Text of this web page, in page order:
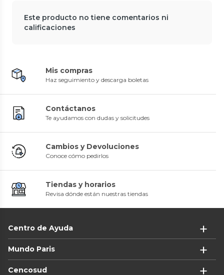
Este producto no tiene comentarios ni
calificaciones
Mis compras
Haz seguimiento y descarga boletas
Contáctanos
Te ayudamos con dudas y solicitudes
Cambios y Devoluciones
Conoce cómo pedirlos
Tiendas y horarios
Revisa dónde están nuestras tiendas
Centro de Ayuda
Mundo Paris
Cencosud